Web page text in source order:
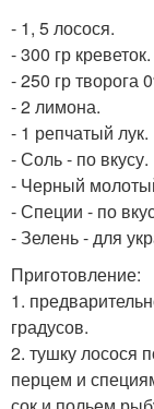
- 1, 5 лосося.
- 300 гр креветок.
- 250 гр творога
- 2 лимона.
- 1 репчатый лук.
- Соль - по вкусу.
- Черный
- Специи - по
- Зелень - для
Приготовление:
1.
градусов.
2. тушку лосося
перцем и